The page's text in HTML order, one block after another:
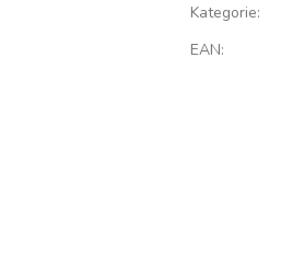
Kategorie:
EAN: